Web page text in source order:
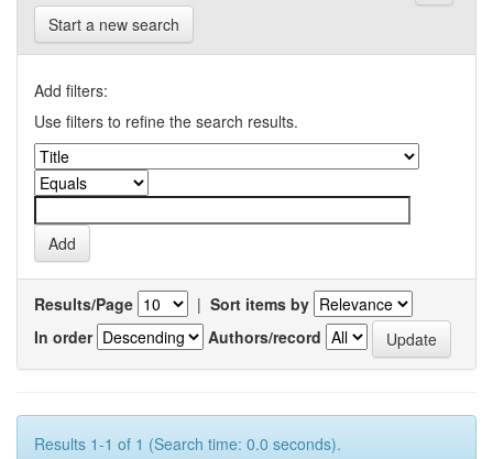
Start a new search
Add filters:
Use filters to refine the search results.
Results/Page | Sort items by
In order
Authors/record
Results 1-1 of 1 (Search time: 0.0 seconds).